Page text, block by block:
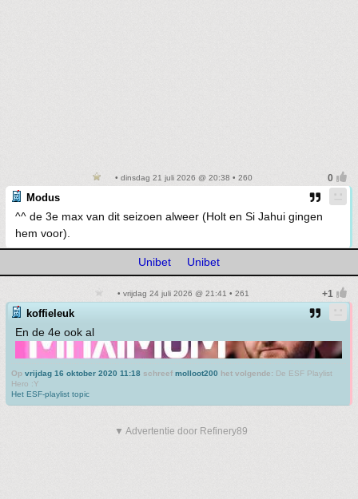
• dinsdag 21 juli 2026 @ 20:38 • 260
Modus
^^ de 3e max van dit seizoen alweer (Holt en Si Jahui gingen
hem voor).
Unibet Unibet
• vrijdag 24 juli 2026 @ 21:41 • 261
koffieleuk
En de 4e ook al
Op vrijdag 16 oktober 2020 11:18 schreef molloot200 het volgende: De ESF Playlist
Hero :Y
Het ESF-playlist topic
▼ Advertentie door Refinery89